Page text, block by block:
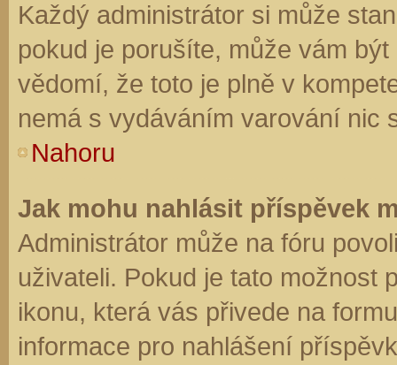
Každý administrátor si může
pokud je porušíte, může vám
vědomí, že toto je plně v
nemá s vydáváním varování nic
Nahoru
Jak mohu nahlásit příspěvek
Administrátor může na fóru
uživateli. Pokud je tato možnost
ikonu, která vás přivede na
informace pro nahlášení